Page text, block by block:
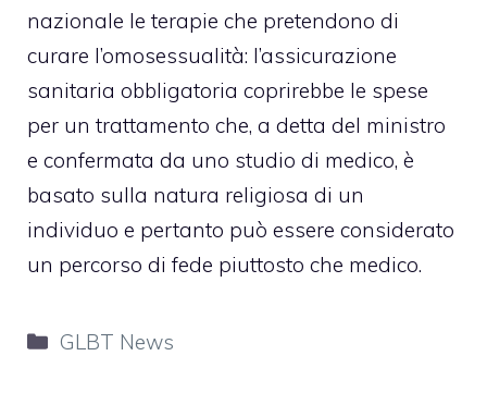
nazionale le terapie che pretendono di
curare l’omosessualità: l’assicurazione
sanitaria obbligatoria coprirebbe le spese
per un trattamento che, a detta del ministro
e confermata da uno studio di medico, è
basato sulla natura religiosa di un
individuo e pertanto può essere considerato
un percorso di fede piuttosto che medico.
Categorie
GLBT News